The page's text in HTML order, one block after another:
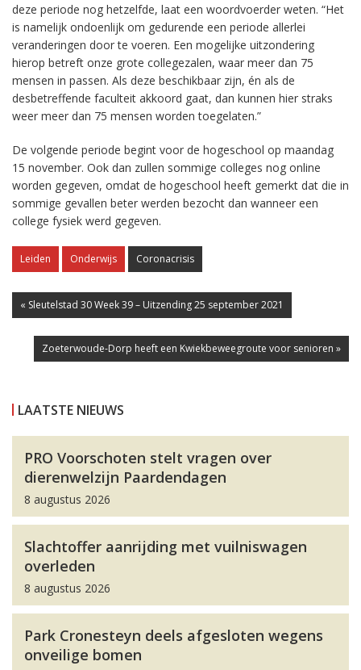
deze periode nog hetzelfde, laat een woordvoerder weten. “Het
is namelijk ondoenlijk om gedurende een periode allerlei
veranderingen door te voeren. Een mogelijke uitzondering
hierop betreft onze grote collegezalen, waar meer dan 75
mensen in passen. Als deze beschikbaar zijn, én als de
desbetreffende faculteit akkoord gaat, dan kunnen hier straks
weer meer dan 75 mensen worden toegelaten.”
De volgende periode begint voor de hogeschool op maandag
15 november. Ook dan zullen sommige colleges nog online
worden gegeven, omdat de hogeschool heeft gemerkt dat die in
sommige gevallen beter werden bezocht dan wanneer een
college fysiek werd gegeven.
Leiden Onderwijs Coronacrisis
« Sleutelstad 30 Week 39 – Uitzending 25 september 2021
Zoeterwoude-Dorp heeft een Kwiekbeweegroute voor senioren »
LAATSTE NIEUWS
PRO Voorschoten stelt vragen over
dierenwelzijn Paardendagen
8 augustus 2026
Slachtoffer aanrijding met vuilniswagen
overleden
8 augustus 2026
Park Cronesteyn deels afgesloten wegens
onveilige bomen